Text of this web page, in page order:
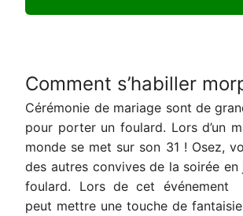
Comment s’habiller
Cérémonie de mariage sont de
pour porter un foulard. Lors d’un
monde se met sur son 31 ! Osez,
des autres convives de la soirée
foulard. Lors de cet événement
peut mettre une touche de